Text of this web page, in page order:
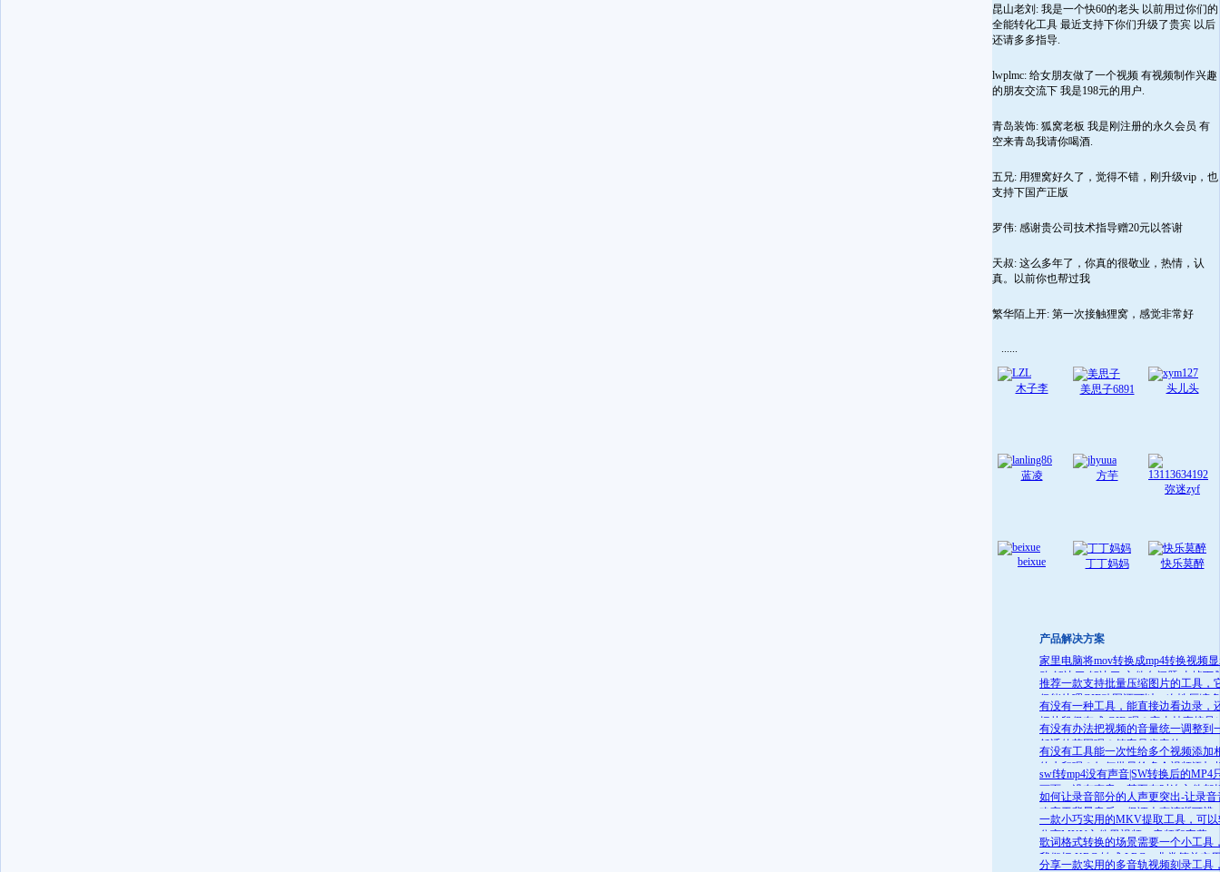
昆山老刘: 我是一个快60的老头 以前用过你们的
全能转化工具 最近支持下你们升级了贵宾 以后
还请多多指导.
lwplmc: 给女朋友做了一个视频 有视频制作兴趣
的朋友交流下 我是198元的用户.
青岛装饰: 狐窝老板 我是刚注册的永久会员 有
空来青岛我请你喝酒.
五兄: 用狸窝好久了，觉得不错，刚升级vip，也
支持下国产正版
罗伟: 感谢贵公司技术指导赠20元以答谢
天叔: 这么多年了，你真的很敬业，热情，认
真。以前你也帮过我
繁华陌上开: 第一次接触狸窝，感觉非常好
......
木子李 美思子6891 头儿头
蓝凌
方芋
弥迷zyf
beixue 丁丁妈妈 快乐莫醉
产品解决方案
家里电脑将mov转换成mp4转换视频
败 解决了:解决了 文件名问题 去掉下
就可
推荐一款支持批量压缩图片的工具，
仅能处理GIF动图还可以一次性压缩
件
有没有一种工具，能直接边看边录，
把片段保存成 GIF 呢？它支持直接导
GIF 格式，
有没有办法把视频的音量统一调整到
舒适的范围呢？答案是肯定的
有没有工具能一次性给多个视频添加
的水印呢？如何批量给多个视频添加
的水印
swf转mp4没有声音|SW转换后的MP4
画面，没有声音，甚至有时连文件都
开
如何让录音部分的人声更突出-让录音
略高于背景音乐，保证人声清晰可辨
一款小巧实用的MKV提取工具，可
分离MKV文件里视频、音频和字幕
歌词格式转换的场景需要一个小工具
我们把 KRC 转成 LRC，非常简单实
分享一款实用的多音轨视频刻录工具